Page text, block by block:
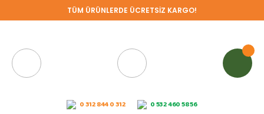
TÜM ÜRÜNLERDE ÜCRETSİZ KARGO!
0 312 844 0 312 0 532 460 58 56